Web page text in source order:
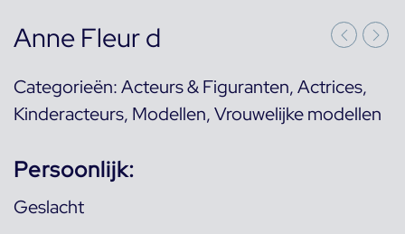
Anne Fleur d
Categorieën:Acteurs & Figuranten,Actrices,
Kinderacteurs, Modellen,Vrouwelijke modellen
Persoonlijk:
Geslacht